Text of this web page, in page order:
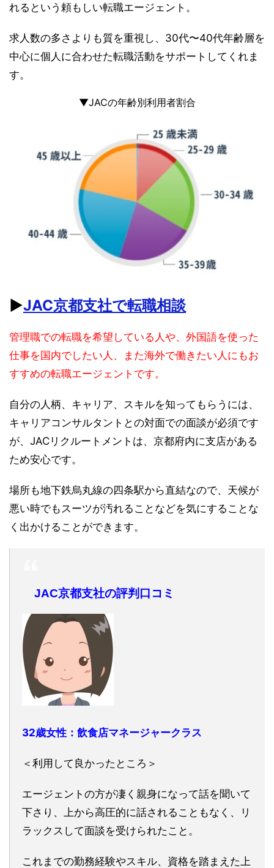
れるという頼もしい転職エージェント。
求人数の多さよりも質を重視し、30代〜40代年齢層を
中心に個人に合わせた転職活動をサポートしてくれま
す。
▼JACの年齢別利用者割合
▶︎JAC京都支社で転職相談
管理職での転職を希望している人や、外国語を使った
仕事を国内でしたい人、また海外で働きたい人にもお
すすめの転職エージェントです。
自分の人柄、キャリア、スキルを知ってもらうには、
キャリアコンサルタントとの対面での面談が必須です
が、JACリクルートメントは、京都府内に支店がある
ため安心です。
場所も地下鉄烏丸線の四条駅から直結なので、天候が
悪い時でもスーツが汚れることなどを気にすることな
く出かけることができます。
JAC京都支社の評判口コミ
32歳女性：飲食店マネージャークラス
＜利用して良かったところ＞
エージェントの方が凄く親身になって話を聞いて
下さり、上から高圧的に話されることもなく、リ
ラックスして面談を受けられたこと。
これまでの勤務経験やスキル、資格を踏まえた上